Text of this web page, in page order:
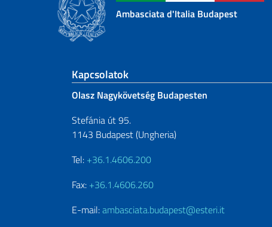
Ambasciata d'Italia Budapest
Sezione footer
Kapcsolatok
Olasz Nagykövetség Budapesten
Stefánia út 95.
1143 Budapest (Ungheria)
Tel: +36.1.4606.200
Fax: +36.1.4606.260
E-mail:ambasciata.budapest@esteri.it